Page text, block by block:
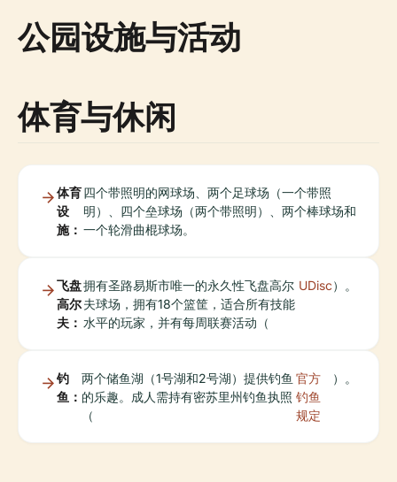
公园设施与活动
体育与休闲
体育
设
施：
四个带照明的网球场、两个足球场（一个带照
明）、四个垒球场（两个带照明）、两个棒球场和
一个轮滑曲棍球场。
飞盘
高尔
夫：
拥有圣路易斯市唯一的永久性飞盘高尔
夫球场，拥有18个篮筐，适合所有技能
水平的玩家，并有每周联赛活动（
UDisc）。
钓
鱼：
两个储鱼湖（1号湖和2号湖）提供钓鱼
的乐趣。成人需持有密苏里州钓鱼执照
（
官方
钓鱼
规定
）。